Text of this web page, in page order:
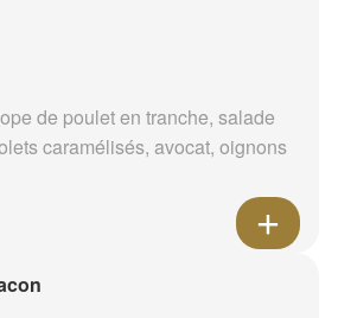
de poulet en tranche, salade
caramélisés, avocat, oignons